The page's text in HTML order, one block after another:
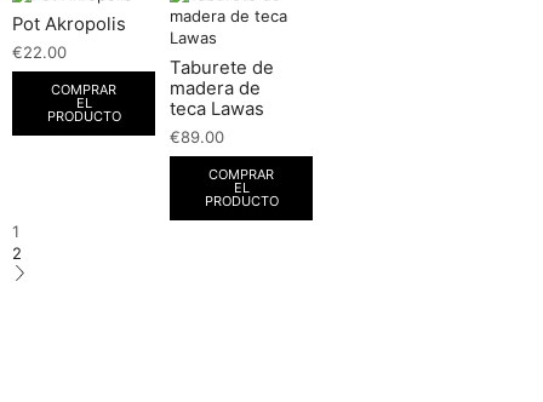
Pot Akropolis
€22.00
COMPRAR
EL
PRODUCTO
Taburete de
madera de
teca Lawas
€89.00
COMPRAR
EL
PRODUCTO
1
2